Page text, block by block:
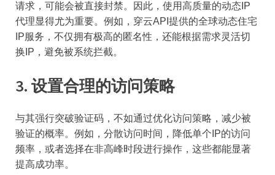
请求，可能会被直接封禁。因此，使用高质量的动态IP
代理显得尤为重要。例如，穿云API提供的全球动态住宅
IP服务，不仅拥有极高的匿名性，还能根据需求灵活切
换IP，避免被系统拦截。
3. 设置合理的访问策略
与其强行突破验证码，不如通过优化访问策略，减少被
验证的概率。例如，分散访问时间，降低单个IP的访问
频率，或者选择在非高峰时段进行操作，这些都能显著
提高成功率。